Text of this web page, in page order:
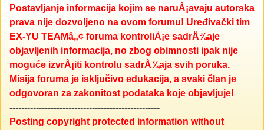
Postavljanje informacija kojim se naruÅ¡avaju autorska
prava nije dozvoljeno na ovom forumu! Uređivački tim
EX-YU TEAMâ„¢ foruma kontroliÅ¡e sadrÅ¾aje
objavljenih informacija, no zbog obimnosti ipak nije
moguće izvrÅ¡iti kontrolu sadrÅ¾aja svih poruka.
Misija foruma je isključivo edukacija, a svaki član je
odgovoran za zakonitost podataka koje objavljuje!
---------------------------------------------------
Posting copyright protected information without